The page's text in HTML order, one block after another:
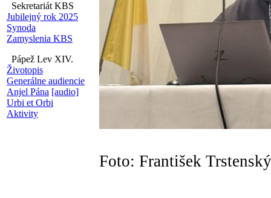
Sekretariát KBS
Jubilejný rok 2025
Synoda
Zamyslenia KBS
Pápež Lev XIV.
Životopis
Generálne audiencie
Anjel Pána [audio]
Urbi et Orbi
Aktivity
Foto: František Trstenský